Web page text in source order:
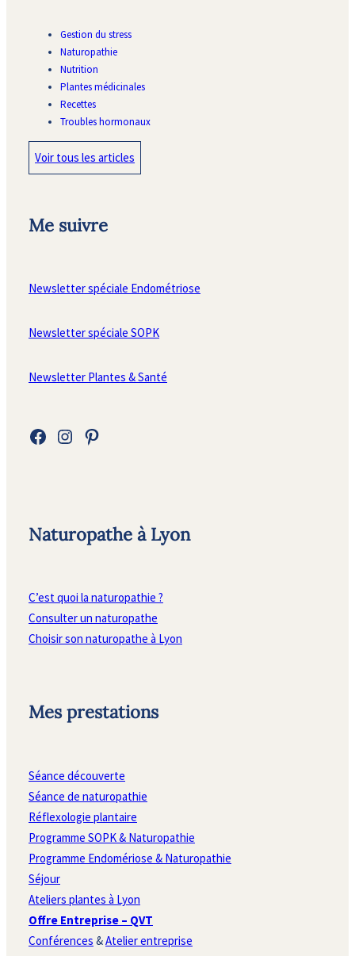
Gestion du stress
Naturopathie
Nutrition
Plantes médicinales
Recettes
Troubles hormonaux
Voir tous les articles
Me suivre
Newsletter spéciale Endométriose
Newsletter spéciale SOPK
Newsletter Plantes & Santé
Facebook Instagram Pinterest
Naturopathe à Lyon
C’est quoi la naturopathie ?
Consulter un naturopathe
Choisir son naturopathe à Lyon
Mes prestations
Séance découverte
Séance de naturopathie
Réflexologie plantaire
Programme SOPK & Naturopathie
Programme Endomériose & Naturopathie
Séjour
Ateliers plantes à Lyon
Offre Entreprise – QVT
Conférences &Atelier entreprise